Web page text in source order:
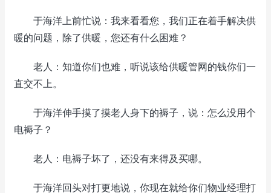
于海洋上前忙说：我来看看您，我们正在着手解决供
暖的问题，除了供暖，您还有什么困难？
老人：知道你们也难，听说该给供暖管网的钱你们一
直交不上。
于海洋伸手摸了摸老人身下的褥子，说：怎么没用个
电褥子？
老人：电褥子坏了，还没有来得及买哪。
于海洋回头对打更地说，你现在就给你们物业经理打